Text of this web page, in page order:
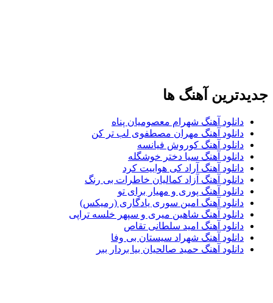
جدیدترین آهنگ ها
دانلود آهنگ شهرام معصومیان پناه
دانلود آهنگ مهران مصطفوی لب تر کن
دانلود آهنگ کوروش فیانسه
دانلود آهنگ سیا دختر خوشگله
دانلود آهنگ آراد کی هواییت کرد
دانلود آهنگ آزاد کمالیان خاطرات بی رنگ
دانلود آهنگ پوری و مهیار برای تو
دانلود آهنگ امین سوری یادگاری (رمیکس)
دانلود آهنگ شاهین میری و سپهر خلسه تراپی
دانلود آهنگ امید سلطانی تقاص
دانلود آهنگ شهراد سیستان بی وفا
دانلود آهنگ حمید صالحیان بیا بردار ببر